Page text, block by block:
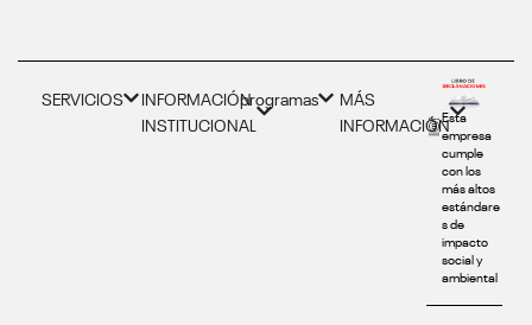
SERVICIOS
INFORMACIÓN
INSTITUCIONAL
programas
MÁS
INFORMACIÓNEsta
empresa
cumple
con los
más altos
estándare
s de
impacto
social y
ambiental